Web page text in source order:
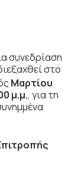
συνεδρίαση
στο
Μαρτίου
μ.μ., για τη